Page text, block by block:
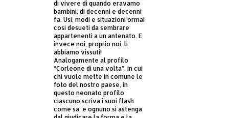
di vivere di quando eravamo
bambini, di decenni e decenni
fa. Usi, modi e situazioni ormai
così desueti da sembrare
appartenenti a un antenato. E
invece noi, proprio noi, li
abbiamo vissuti!
Analogamente al profilo
“Corleone di una volta”, in cui
chi vuole mette in comune le
foto del nostro paese, in
questo neonato profilo
ciascuno scriva i suoi flash
come sa, e ognuno si astenga